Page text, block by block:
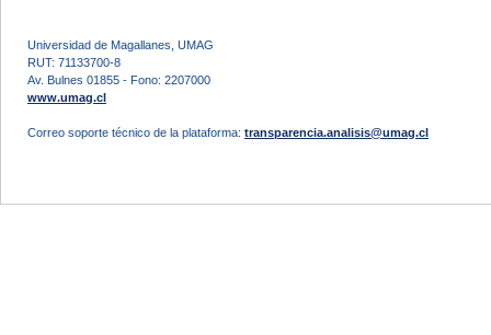
Universidad de Magallanes, UMAG
RUT: 71133700-8
Av. Bulnes 01855 - Fono: 2207000
www.umag.cl
Correo soporte técnico de la plataforma: transparencia.analisis@umag.cl